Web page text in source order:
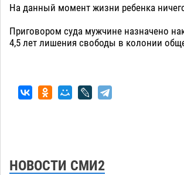
На данный момент жизни ребенка
Приговором суда мужчине назначено
4,5 лет лишения свободы в колонии
НОВОСТИ СМИ2